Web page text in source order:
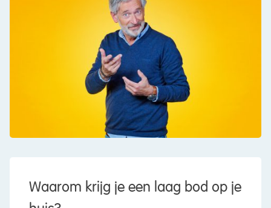
Waarom krijg je een laag bod op je